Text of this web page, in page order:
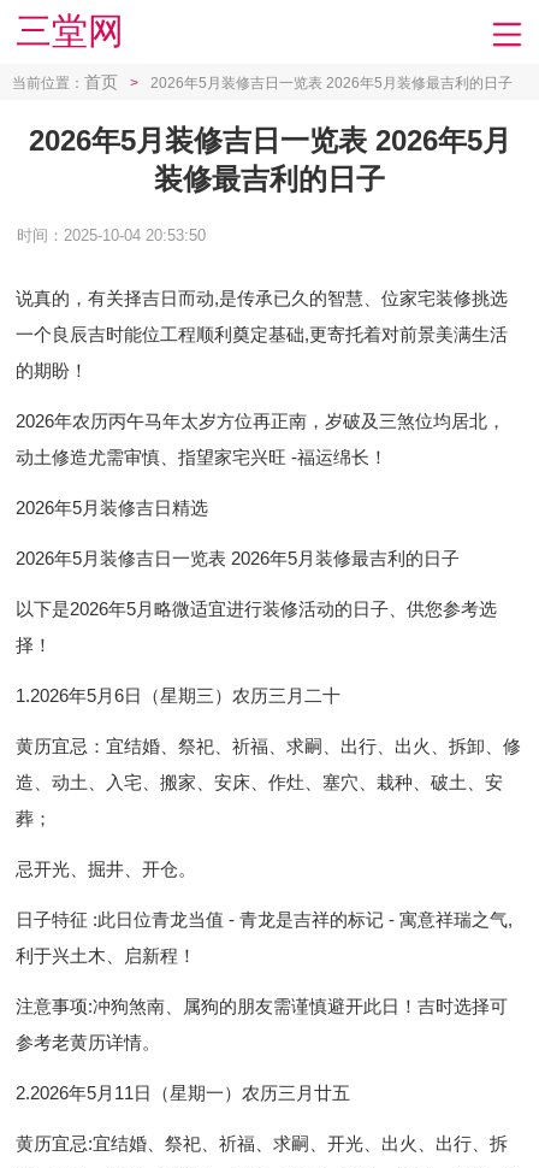
三堂网
当前位置： 首页 > 2026年5月装修吉日一览表 2026年5月装修最吉利的日子
2026年5月装修吉日一览表 2026年5月
装修最吉利的日子
时间：2025-10-04 20:53:50
说真的，有关择吉日而动,是传承已久的智慧、位家宅装修挑选
一个良辰吉时能位工程顺利奠定基础,更寄托着对前景美满生活
的期盼！
2026年农历丙午马年太岁方位再正南，岁破及三煞位均居北，
动土修造尤需审慎、指望家宅兴旺 -福运绵长！
2026年5月装修吉日精选
2026年5月装修吉日一览表 2026年5月装修最吉利的日子
以下是2026年5月略微适宜进行装修活动的日子、供您参考选
择！
1.2026年5月6日（星期三）农历三月二十
黄历宜忌 ：宜结婚、祭祀、祈福、求嗣、出行、出火、拆卸、修
造 、动土、入宅、搬家、安床、作灶、塞穴、栽种、破土、安
葬；
忌开光、掘井、开仓。
日子特征 :此日位青龙当值 - 青龙是吉祥的标记 - 寓意祥瑞之气,
利于兴土木、启新程！
注意事项:冲狗煞南 、属狗的朋友需谨慎避开此日！吉时选择可
参考老黄历详情。
2.2026年5月11日（星期一）农历三月廿五
黄历宜忌:宜结婚、祭祀、祈福、求嗣、开光、出火、出行、拆